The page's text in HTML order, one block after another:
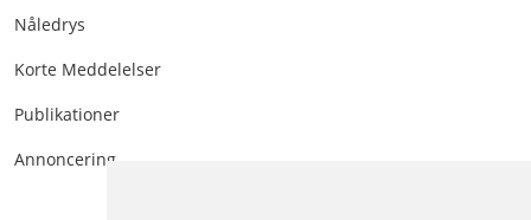
Nåledrys
Korte Meddelelser
Publikationer
Annoncering